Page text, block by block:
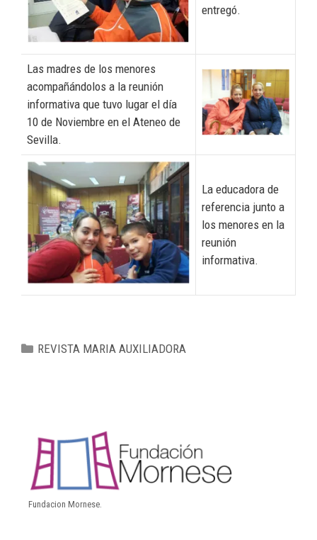
entregó.
Las madres de los menores
acompañándolos a la reunión
informativa que tuvo lugar el día
10 de Noviembre en el Ateneo de
Sevilla.
La educadora de
referencia junto a
los menores en la
reunión
informativa.
REVISTA MARIA AUXILIADORA
Fundacion Mornese.